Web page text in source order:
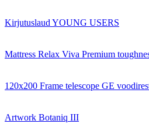
Kirjutuslaud YOUNG USERS
Mattress Relax Viva Premium
120x200 Frame telescope GE
Artwork Botaniq III